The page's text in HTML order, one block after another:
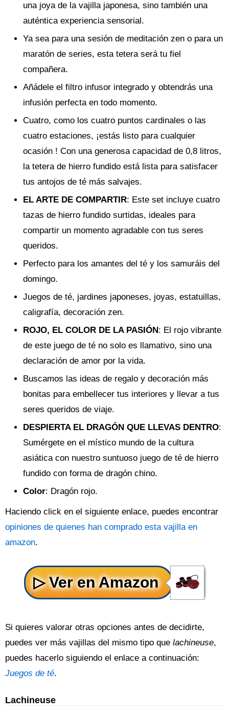
una joya de la vajilla japonesa, sino también una
auténtica experiencia sensorial.
Ya sea para una sesión de meditación zen o para un
maratón de series, esta tetera será tu fiel
compañera.
Añádele el filtro infusor integrado y obtendrás una
infusión perfecta en todo momento.
Cuatro, como los cuatro puntos cardinales o las
cuatro estaciones, ¡estás listo para cualquier
ocasión ! Con una generosa capacidad de 0,8 litros,
la tetera de hierro fundido está lista para satisfacer
tus antojos de té más salvajes.
EL ARTE DE COMPARTIR: Este set incluye cuatro
tazas de hierro fundido surtidas, ideales para
compartir un momento agradable con tus seres
queridos.
Perfecto para los amantes del té y los samuráis del
domingo.
Juegos de té, jardines japoneses, joyas, estatuillas,
caligrafía, decoración zen.
ROJO, EL COLOR DE LA PASIÓN: El rojo vibrante
de este juego de té no solo es llamativo, sino una
declaración de amor por la vida.
Buscamos las ideas de regalo y decoración más
bonitas para embellecer tus interiores y llevar a tus
seres queridos de viaje.
DESPIERTA EL DRAGÓN QUE LLEVAS DENTRO:
Sumérgete en el místico mundo de la cultura
asiática con nuestro suntuoso juego de té de hierro
fundido con forma de dragón chino.
Color: Dragón rojo.
Haciendo click en el siguiente enlace, puedes encontrar
opiniones de quienes han comprado esta vajilla en
amazon.
Si quieres valorar otras opciones antes de decidirte,
puedes ver más vajillas del mismo tipo que lachineuse,
puedes hacerlo siguiendo el enlace a continuación:
Juegos de té.
Lachineuse